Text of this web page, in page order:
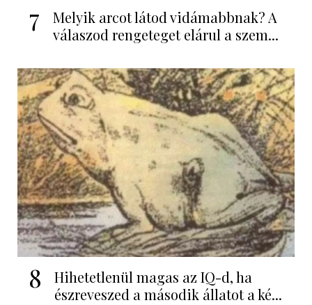
7
Melyik arcot látod vidámabbnak? A
válaszod rengeteget elárul a szem...
8
Hihetetlenül magas az IQ-d, ha
észreveszed a második állatot a ké...